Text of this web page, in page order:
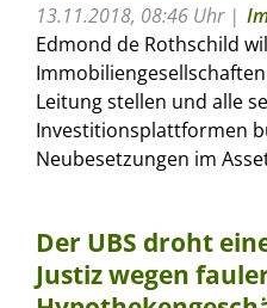
13.11.2018, 08:46 Uhr
Edmond de Rothschild
Leitung stellen und alle
Investitionsplattformen
Neubesetzungen im
Der UBS droht
Justiz wegen